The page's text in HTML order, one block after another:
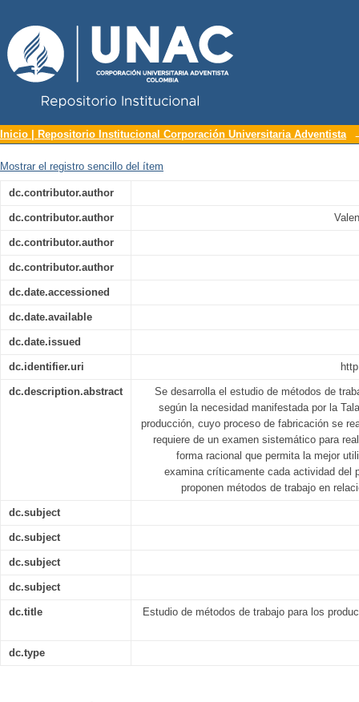
Estudio de métodos de trabajo para
Inicio | Repositorio Institucional Corporación Universitaria Adventista
Mostrar el registro sencillo del ítem
dc.contributor.author
dc.contributor.author
dc.contributor.author
dc.contributor.author
dc.date.accessioned
dc.date.available
dc.date.issued
dc.identifier.uri
dc.description.abstract
Se desarrolla el estudio de métodos de
según la necesidad manifestada por la
producción, cuyo proceso de fabricación se
requiere de un examen sistemático para
forma racional que permita la mejor
examina críticamente cada actividad del
proponen métodos de trabajo en
dc.subject
dc.subject
dc.subject
dc.subject
dc.title Estudio de métodos de trabajo para los
dc.type